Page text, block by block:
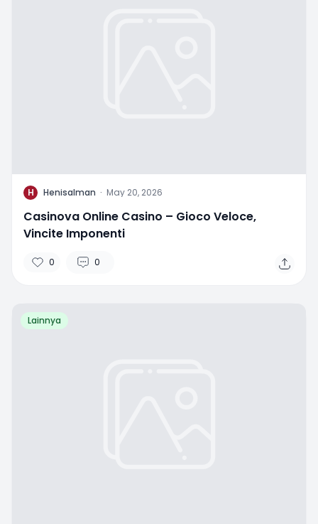
H Henisalman · May 20, 2026
Casinova Online Casino – Gioco Veloce,
Vincite Imponenti
0 0
Lainnya